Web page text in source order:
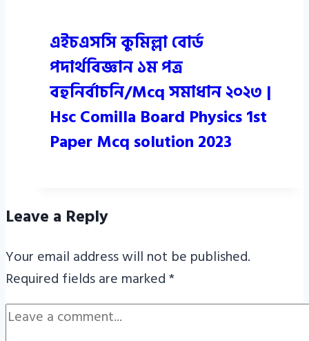
এইচএসসি কুমিল্লা বোর্ড
পদার্থবিজ্ঞান ১ম পত্র
বহুনির্বাচনি/Mcq সমাধান ২০২৩ |
Hsc Comilla Board Physics 1st
Paper Mcq solution 2023
Leave a Reply
Your email address will not be published.
Required fields are marked*